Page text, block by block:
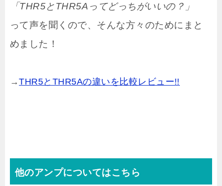
「THR5とTHR5Aってどっちがいいの？」
って声を聞くので、そんな方々のためにまと
めました！
→THR5とTHR5Aの違いを比較レビュー!!
他のアンプについてはこちら